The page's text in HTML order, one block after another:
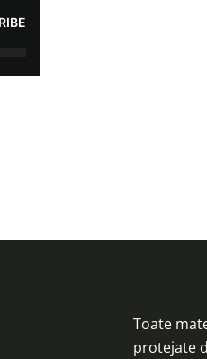
Toate
protejate